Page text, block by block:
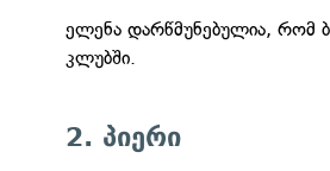
ელენა დარწმუნებულია, რომ
კლუბში.
2. პიერი